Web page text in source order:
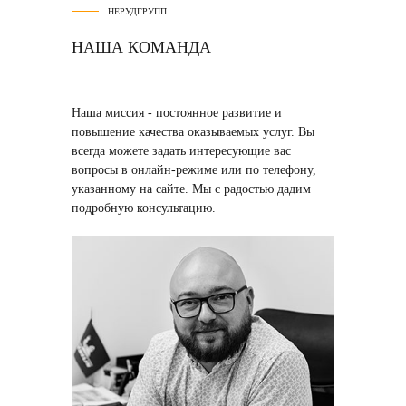
НЕРУДГРУПП
НАША КОМАНДА
Наша миссия - постоянное развитие и
повышение качества оказываемых услуг. Вы
всегда можете задать интересующие вас
вопросы в онлайн-режиме или по телефону,
указанному на сайте. Мы с радостью дадим
подробную консультацию.